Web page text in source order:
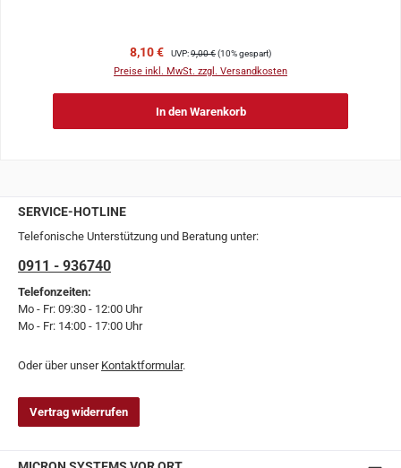
Verkaufspreis:
8,10 € Regulärer Preis:
UVP:9,00 €(10% gespart)
Preise inkl. MwSt. zzgl. Versandkosten
In den Warenkorb
SERVICE-HOTLINE
Telefonische Unterstützung und Beratung unter:
0911 - 936740
Telefonzeiten:
Mo - Fr: 09:30 - 12:00 Uhr
Mo - Fr: 14:00 - 17:00 Uhr
Oder über unser Kontaktformular.
Vertrag widerrufen